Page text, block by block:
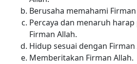
Berusaha memahami
Percaya dan menaruh
Firman Allah.
Hidup sesuai dengan Firman
Memberitakan Firman Allah.